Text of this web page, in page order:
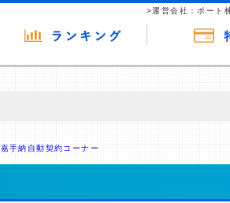
>運営会社：ポート
嘉手納自動契約コーナー